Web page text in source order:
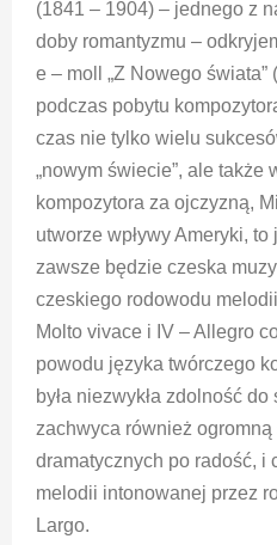
(1841 – 1904) – jednego z
doby romantyzmu –
e – moll „Z Nowego świata”
podczas pobytu
czas nie tylko wielu
„nowym świecie”, ale
kompozytora za ojczyzną,
utworze wpływy Ameryki, to
zawsze będzie czeska
czeskiego rodowodu
Molto vivace i IV – Allegro
powodu języka twórczego
była niezwykła zdolność
zachwyca również
dramatycznych po radość, i
melodii intonowanej przez
Largo.